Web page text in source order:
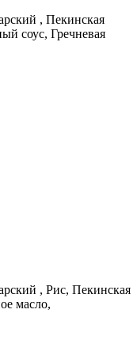
, Пекинская
соус, Гречневая
, Рис, Пекинская
масло,